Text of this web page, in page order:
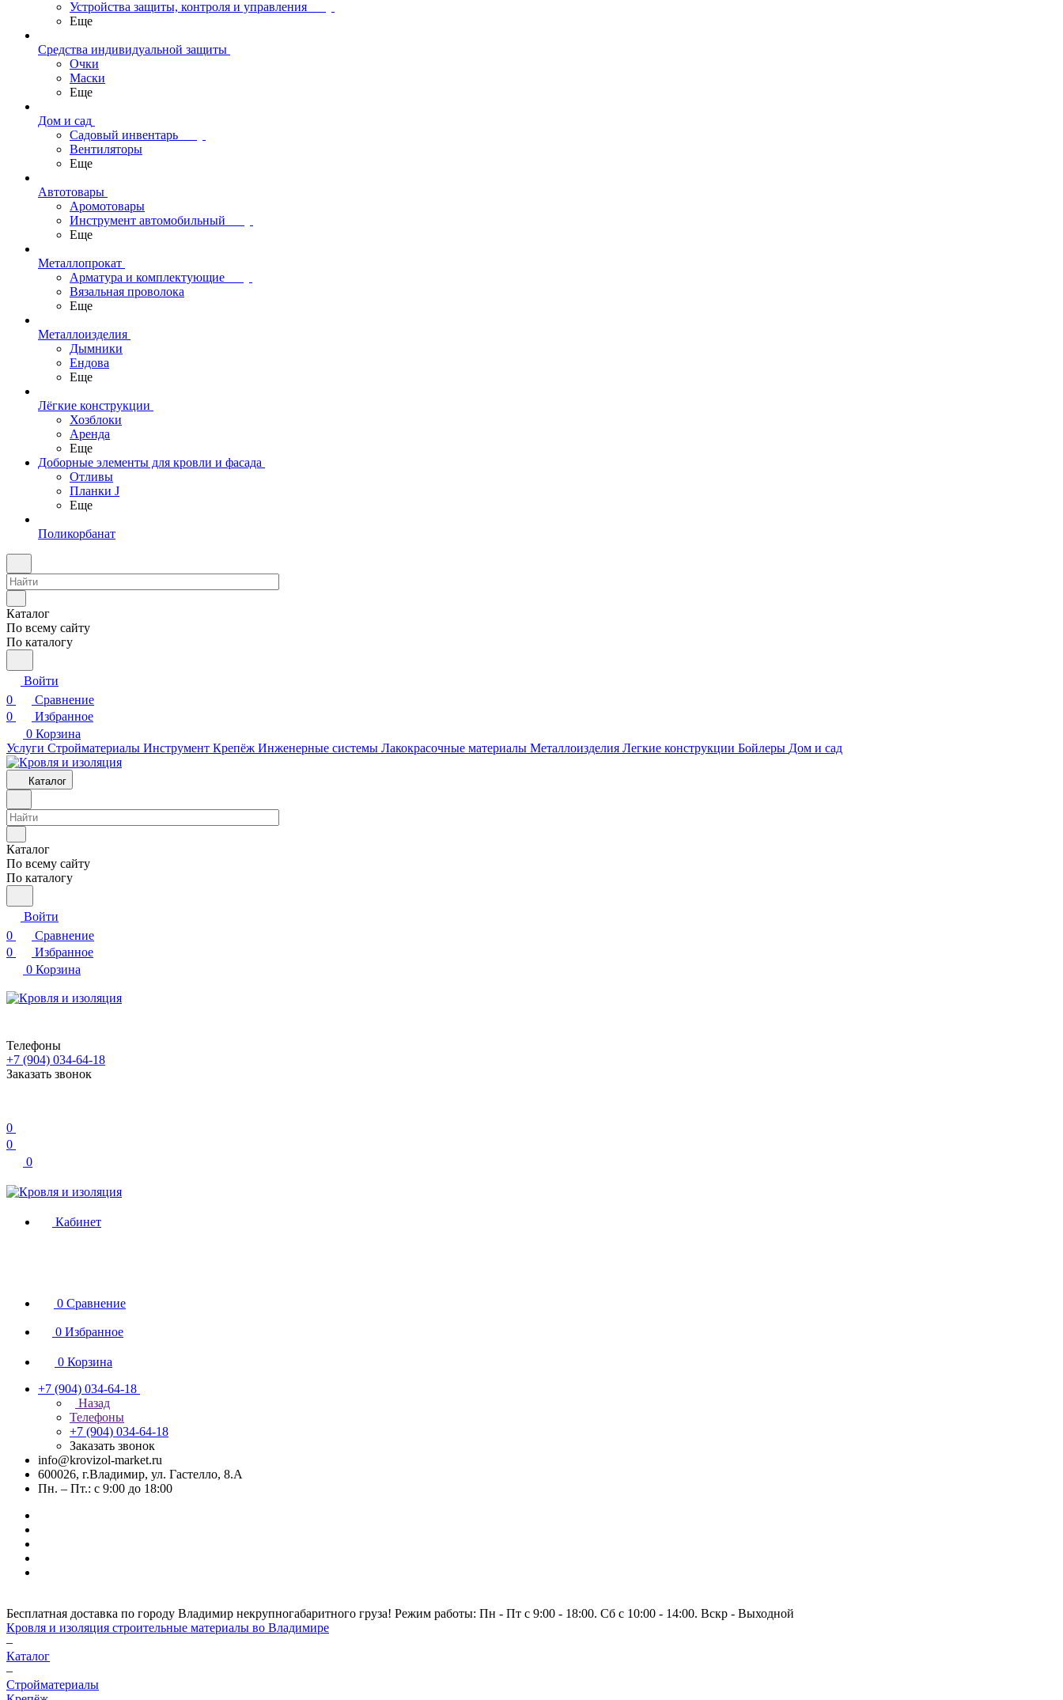
Устройства защиты, контроля и управления
Еще
Средства индивидуальной защиты
Очки
Маски
Еще
Дом и сад
Садовый инвентарь
Вентиляторы
Еще
Автотовары
Аромотовары
Инструмент автомобильный
Еще
Металлопрокат
Арматура и комплектующие
Вязальная проволока
Еще
Металлоизделия
Дымники
Ендова
Еще
Лёгкие конструкции
Хозблоки
Аренда
Еще
Доборные элементы для кровли и фасада
Отливы
Планки J
Еще
Поликорбанат
Каталог
По всему сайту
По каталогу
Войти
0
Сравнение
0
Избранное
0 Корзина
Услуги Стройматериалы Инструмент Крепёж Инженерные системы Лакокрасочные материалы Металлоизделия Легкие конструкции Бойлеры Дом и сад
Каталог
Каталог
По всему сайту
По каталогу
Войти
0
Сравнение
0
Избранное
0 Корзина
Телефоны
+7 (904) 034-64-18
Заказать звонок
0
0
0
Кабинет
0 Сравнение
0 Избранное
0 Корзина
+7 (904) 034-64-18
Назад
Телефоны
+7 (904) 034-64-18
Заказать звонок
info@krovizol-market.ru
600026, г.Владимир, ул. Гастелло, 8.А
Пн. – Пт.: с 9:00 до 18:00
Бесплатная доставка по городу Владимир некрупногабаритного груза! Режим работы: Пн - Пт с 9:00 - 18:00. Сб с 10:00 - 14:00. Вскр - Выходной
Кровля и изоляция строительные материалы во Владимире
–
Каталог
–
Стройматериалы